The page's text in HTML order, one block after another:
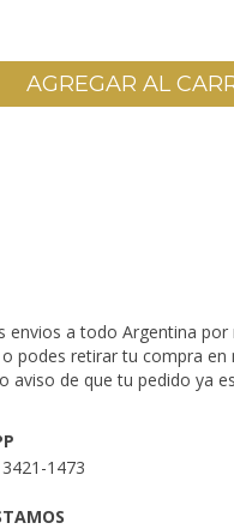
envios a todo Argentina
podes retirar tu compra en
aviso de que tu pedido ya
1473